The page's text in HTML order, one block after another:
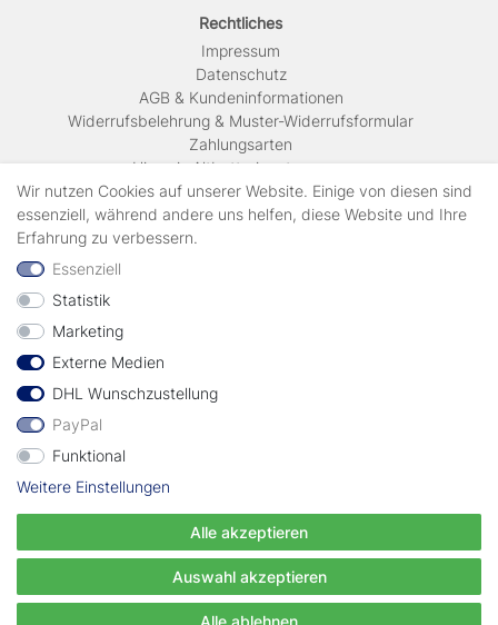
Rechtliches
Impressum
Daten­schutz
AGB & Kundeninformationen
Widerrufsbelehrung & Muster-Widerrufsformular
Zahlungsarten
Hinweis Altbatterieentsorgung
Versandkosten & Lieferinformationen
Zahlungsarten
geprüft durch
Vertrag widerrufen
© Copyright EWT 2024 | Alle Rechte vorbehalten.
Wir nutzen Cookies auf unserer Website. Einige von diesen sind
essenziell, während andere uns helfen, diese Website und Ihre
Erfahrung zu verbessern.
Essenziell
Statistik
Marketing
Externe Medien
DHL Wunschzustellung
PayPal
Funktional
Weitere Einstellungen
Alle akzeptieren
Auswahl akzeptieren
Alle ablehnen